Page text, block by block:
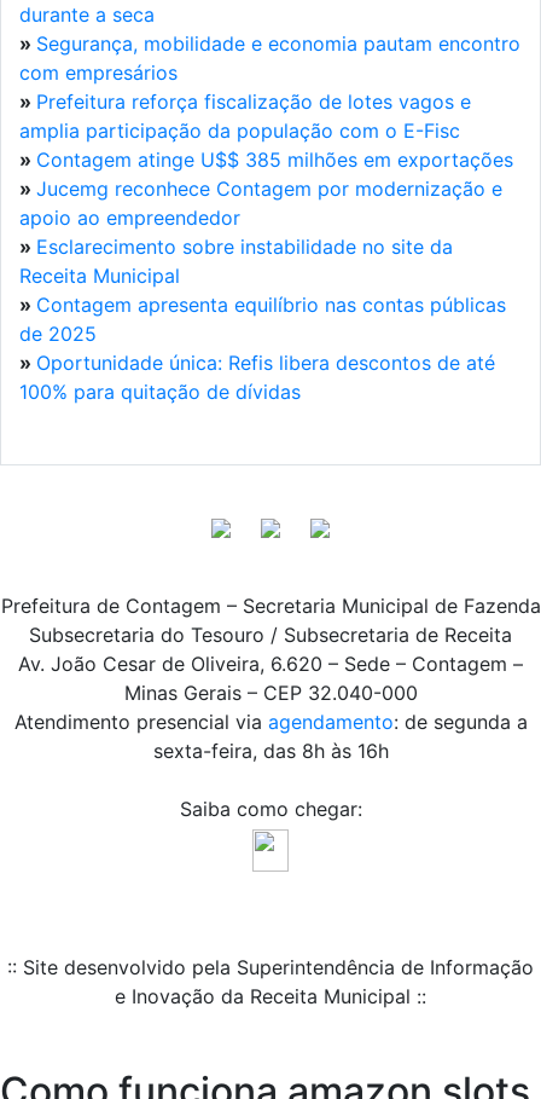
durante a seca
» Segurança, mobilidade e economia pautam encontro
com empresários
» Prefeitura reforça fiscalização de lotes vagos e
amplia participação da população com o E-Fisc
» Contagem atinge U$$ 385 milhões em exportações
» Jucemg reconhece Contagem por modernização e
apoio ao empreendedor
» Esclarecimento sobre instabilidade no site da
Receita Municipal
» Contagem apresenta equilíbrio nas contas públicas
de 2025
» Oportunidade única: Refis libera descontos de até
100% para quitação de dívidas
Prefeitura de Contagem – Secretaria Municipal de Fazenda
Subsecretaria do Tesouro / Subsecretaria de Receita
Av. João Cesar de Oliveira, 6.620 – Sede – Contagem –
Minas Gerais – CEP 32.040-000
Atendimento presencial via agendamento: de segunda a
sexta-feira, das 8h às 16h
Saiba como chegar:
:: Site desenvolvido pela Superintendência de Informação
e Inovação da Receita Municipal ::